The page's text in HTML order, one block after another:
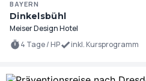
BAYERN
Dinkelsbühl
Meiser Design Hotel
4 Tage / HP
inkl. Kursprogramm